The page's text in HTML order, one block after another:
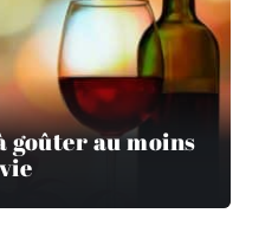
goûter au moins